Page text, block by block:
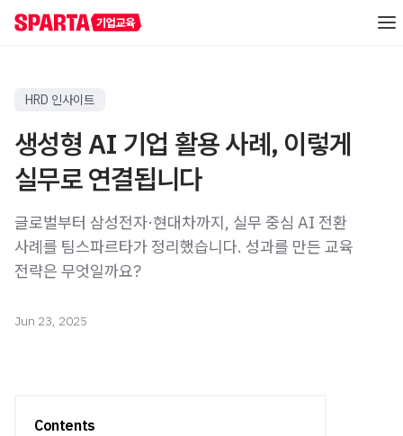
직급별 AI 교육
초급 신입사원 교육
중급 레벨별 교육
중급 AI 해커톤
임원
직무별 AI 교육
직무 공통 교육
직무 특화 교육
온라인 AI 교육
HRD 인사이트
생성형 AI 기업 활용 사례, 이렇게
실무로 연결됩니다
글로벌부터 삼성전자·현대차까지, 실무 중심 AI 전환
사례를 팀스파르타가 정리했습니다. 성과를 만든 교육
전략은 무엇일까요?
Jun 23, 2025
Contents